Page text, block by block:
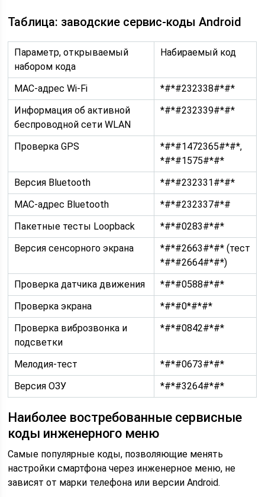
Таблица: заводские сервис-коды Android
Параметр, открываемый
набором кода
Набираемый код
MAC-адрес Wi-Fi
*#*#232338#*#*
Информация об активной
беспроводной сети WLAN
*#*#232339#*#*
Проверка GPS
*#*#1472365#*#*,
*#*#1575#*#*
Версия Bluetooth
*#*#232331#*#*
MAC-адрес Bluetooth
*#*#232337#*#
Пакетные тесты Loopback
*#*#0283#*#*
Версия сенсорного экрана
*#*#2663#*#* (тест
*#*#2664#*#*)
Проверка датчика движения
*#*#0588#*#*
Проверка экрана
*#*#0*#*#*
Проверка виброзвонка и
подсветки
*#*#0842#*#*
Мелодия-тест
*#*#0673#*#*
Версия ОЗУ
*#*#3264#*#*
Наиболее востребованные сервисные
коды инженерного меню
Самые популярные коды, позволяющие менять
настройки смартфона через инженерное меню, не
зависят от марки телефона или версии Android.